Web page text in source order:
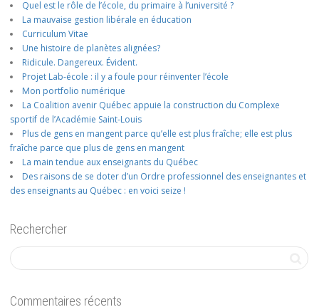
Quel est le rôle de l’école, du primaire à l’université ?
La mauvaise gestion libérale en éducation
Curriculum Vitae
Une histoire de planètes alignées?
Ridicule. Dangereux. Évident.
Projet Lab-école : il y a foule pour réinventer l’école
Mon portfolio numérique
La Coalition avenir Québec appuie la construction du Complexe
sportif de l’Académie Saint-Louis
Plus de gens en mangent parce qu’elle est plus fraîche; elle est plus
fraîche parce que plus de gens en mangent
La main tendue aux enseignants du Québec
Des raisons de se doter d’un Ordre professionnel des enseignantes et
des enseignants au Québec : en voici seize !
Rechercher
Commentaires récents